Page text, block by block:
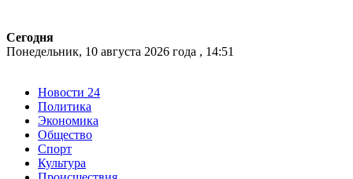
Сегодня
Понедельник, 10 августа 2026 года , 14:51
Новости 24
Политика
Экономика
Общество
Спорт
Культура